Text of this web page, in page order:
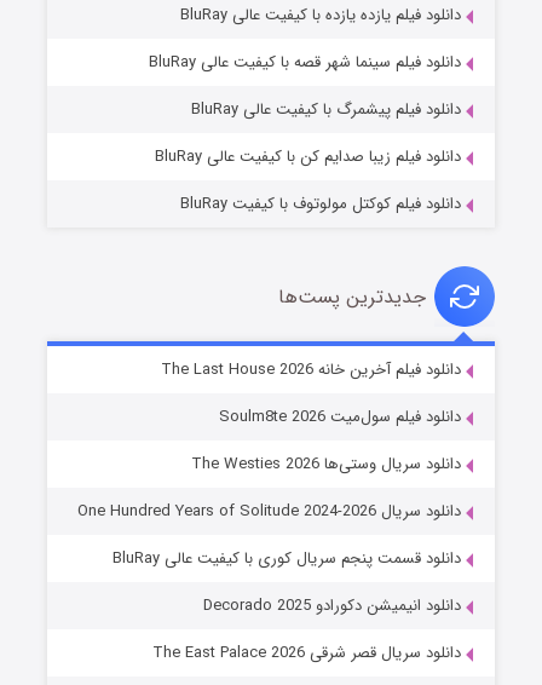
خاندان اژدها فصل ۳
جادوگری در مغولستان
دانلود فیلم یازده یازده با کیفیت عالی BluRay
دانلود فیلم سینما شهر قصه با کیفیت عالی BluRay
دانلود فیلم پیشمرگ با کیفیت عالی BluRay
دانلود فیلم زیبا صدایم کن با کیفیت عالی BluRay
دانلود فیلم کوکتل مولوتوف با کیفیت BluRay
جدیدترین پست‌ها
دانلود فیلم آخرین خانه The Last House 2026
دانلود فیلم سول‌میت Soulm8te 2026
دانلود سریال وستی‌ها The Westies 2026
دانلود سریال One Hundred Years of Solitude 2024-2026
دانلود قسمت پنجم سریال کوری با کیفیت عالی BluRay
دانلود انیمیشن دکورادو Decorado 2025
دانلود سریال قصر شرقی The East Palace 2026